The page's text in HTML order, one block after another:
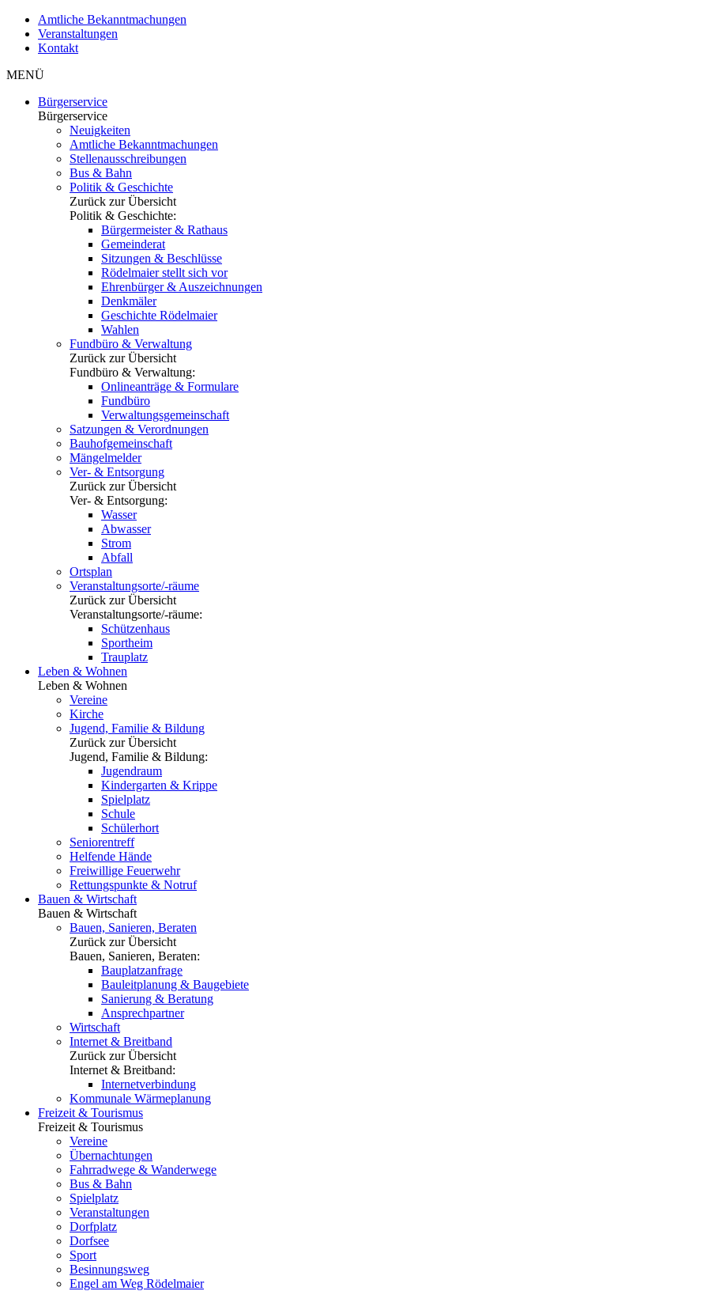
Amtliche Bekanntmachungen
Veranstaltungen
Kontakt
MENÜ
Bürgerservice
Bürgerservice
Neuigkeiten
Amtliche Bekanntmachungen
Stellenausschreibungen
Bus & Bahn
Politik & Geschichte
Zurück zur Übersicht
Politik & Geschichte:
Bürgermeister & Rathaus
Gemeinderat
Sitzungen & Beschlüsse
Rödelmaier stellt sich vor
Ehrenbürger & Auszeichnungen
Denkmäler
Geschichte Rödelmaier
Wahlen
Fundbüro & Verwaltung
Zurück zur Übersicht
Fundbüro & Verwaltung:
Onlineanträge & Formulare
Fundbüro
Verwaltungsgemeinschaft
Satzungen & Verordnungen
Bauhofgemeinschaft
Mängelmelder
Ver- & Entsorgung
Zurück zur Übersicht
Ver- & Entsorgung:
Wasser
Abwasser
Strom
Abfall
Ortsplan
Veranstaltungsorte/-räume
Zurück zur Übersicht
Veranstaltungsorte/-räume:
Schützenhaus
Sportheim
Trauplatz
Leben & Wohnen
Leben & Wohnen
Vereine
Kirche
Jugend, Familie & Bildung
Zurück zur Übersicht
Jugend, Familie & Bildung:
Jugendraum
Kindergarten & Krippe
Spielplatz
Schule
Schülerhort
Seniorentreff
Helfende Hände
Freiwillige Feuerwehr
Rettungspunkte & Notruf
Bauen & Wirtschaft
Bauen & Wirtschaft
Bauen, Sanieren, Beraten
Zurück zur Übersicht
Bauen, Sanieren, Beraten:
Bauplatzanfrage
Bauleitplanung & Baugebiete
Sanierung & Beratung
Ansprechpartner
Wirtschaft
Internet & Breitband
Zurück zur Übersicht
Internet & Breitband:
Internetverbindung
Kommunale Wärmeplanung
Freizeit & Tourismus
Freizeit & Tourismus
Vereine
Übernachtungen
Fahrradwege & Wanderwege
Bus & Bahn
Spielplatz
Veranstaltungen
Dorfplatz
Dorfsee
Sport
Besinnungsweg
Engel am Weg Rödelmaier